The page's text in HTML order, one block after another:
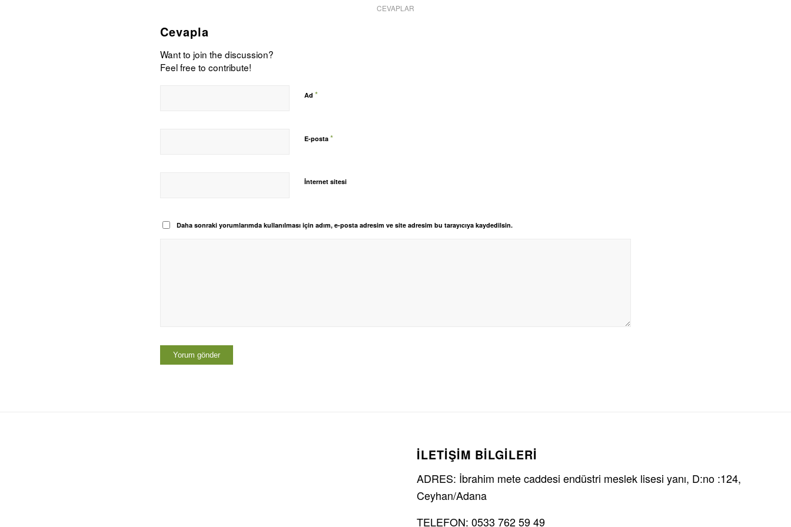
CEVAPLAR
Cevapla
Want to join the discussion?
Feel free to contribute!
Ad *
E-posta *
İnternet sitesi
Daha sonraki yorumlarımda kullanılması için adım, e-posta adresim ve site adresim bu tarayıcıya kaydedilsin.
İLETİŞİM BİLGİLERİ
ADRES: İbrahim mete caddesi endüstri meslek lisesi yanı, D:no :124,
Ceyhan/Adana
TELEFON: 0533 762 59 49